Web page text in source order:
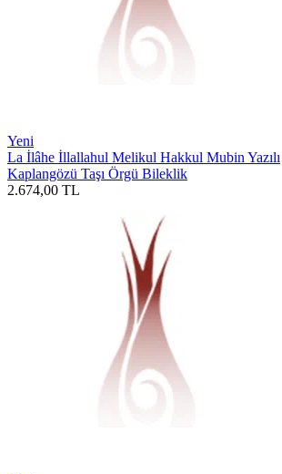
Yeni
La İlâhe İllallahul Melikul Hakkul Mubin Yazılı
Kaplangözü Taşı Örgü Bileklik
2.674,00 TL